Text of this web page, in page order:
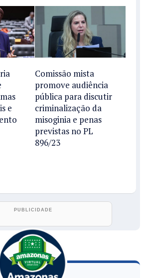
e
Comissão mista
promove audiência
pública para discutir
criminalização da
misoginia e penas
previstas no PL
896/23